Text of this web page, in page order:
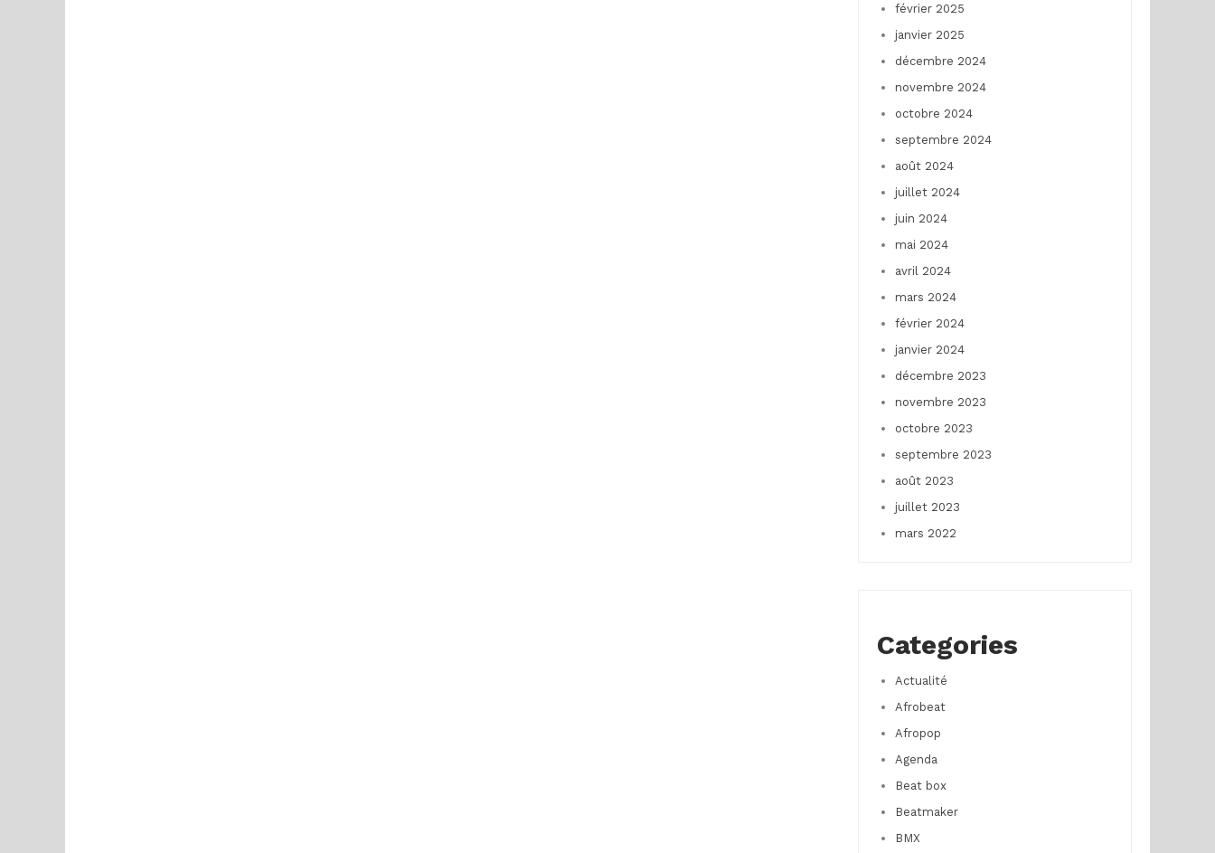
février 2025
janvier 2025
décembre 2024
novembre 2024
octobre 2024
septembre 2024
août 2024
juillet 2024
juin 2024
mai 2024
avril 2024
mars 2024
février 2024
janvier 2024
décembre 2023
novembre 2023
octobre 2023
septembre 2023
août 2023
juillet 2023
mars 2022
Categories
Actualité
Afrobeat
Afropop
Agenda
Beat box
Beatmaker
BMX